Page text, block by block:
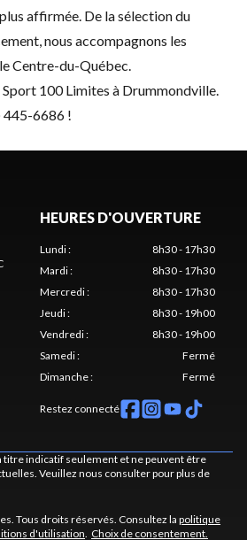
affirmée. De la sélection du
nous accompagnons les
Centre-du-Québec.
100 Limites à Drummondville.
445-6686 !
HEURES D'OUVERTURE
Lundi:
8h30 - 17h30
Mardi:
8h30 - 17h30
Mercredi:
8h30 - 17h30
Jeudi:
8h30 - 19h00
Vendredi:
8h30 - 19h00
Samedi:
Fermé
Dimanche: Fermé
Restez connecté
titre indicatif seulement et ne peuvent être
Veuillez nous consulter pour plus de
Tous droits réservés. Consultez la politique
d'utilisation. Choix de consentement.